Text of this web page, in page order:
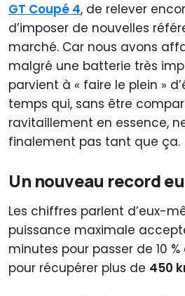
GT Coupé 4, de relever
d’imposer de nouvelles
marché. Car nous avons
malgré une batterie très
parvient à « faire le plein »
temps qui, sans être
ravitaillement en essence,
finalement pas tant que ça.
Un nouveau record
Les chiffres parlent d’eux-
puissance maximale
minutes pour passer de 10 %
pour récupérer plus de 450